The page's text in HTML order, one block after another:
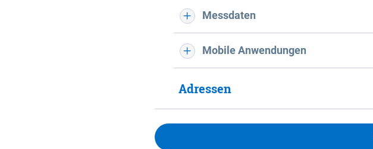
Messdaten
Mobile Anwendungen
Adressen